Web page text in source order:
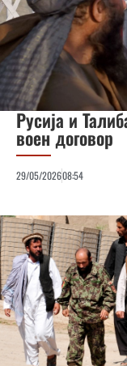
Русија и
воен договор
29/05/202608:54